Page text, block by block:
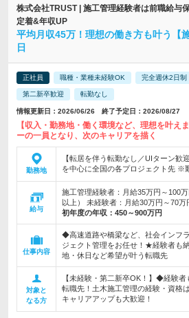
株式会社TRUST | 施工管理経験者は前職給与
定着&年収UP
平均月収45万！理想の働き方も叶う【
日
正社員 職種・業種未経験OK 完全週休2日制
第二新卒歓迎 転勤なし
情報更新日：2026/06/26 終了予定日：2026/08/27
【収入・勤務地・働く環境など、理想を叶え
ーの一員となり、次のキャリアを描く
勤務地
【転居を伴う転勤なし／UIターン
を中心に全国の各プロジェクト先 ※
給与
施工管理経験者：月給35万円～100
以上） 未経験者：月給30万円～70万
初年度の年収： 450～900万円
仕事内容
◆高速道路や橋梁など、社会インフ
ジェクト管理をお任せ！★経験者も
地・休日など希望が叶う転職先
対象と
なる方
【未経験・第二新卒OK！】◆経験
転職先！土木施工管理の経験・資格
キャリアアップも大歓迎！